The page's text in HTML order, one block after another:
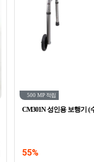
500 MP 적립
CM301N 성인용 보행기 (
55%